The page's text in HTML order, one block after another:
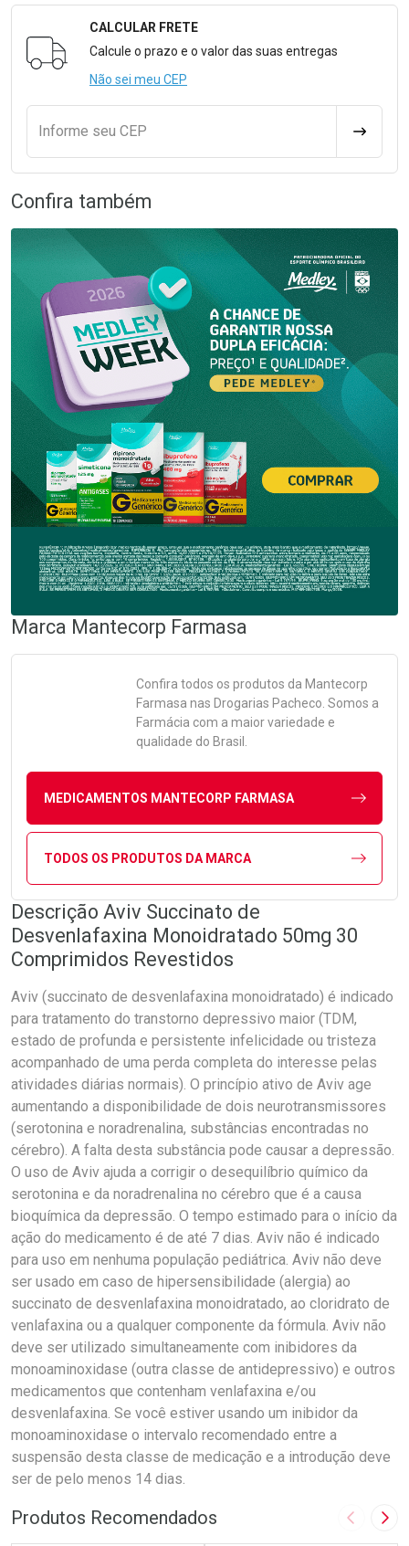
Formulário para Calcular o Frete
CALCULAR FRETE
Calcule o prazo e o valor das suas entregas
Não sei meu CEP
Informe seu CEP
Confira também
Marca Mantecorp Farmasa
Confira todos os produtos da Mantecorp
Farmasa nas Drogarias Pacheco. Somos a
Farmácia com a maior variedade e
qualidade do Brasil.
MEDICAMENTOS MANTECORP FARMASA
TODOS OS PRODUTOS DA MARCA
Descrição Aviv Succinato de
Desvenlafaxina Monoidratado 50mg 30
Comprimidos Revestidos
Aviv (succinato de desvenlafaxina monoidratado) é indicado
para tratamento do transtorno depressivo maior (TDM,
estado de profunda e persistente infelicidade ou tristeza
acompanhado de uma perda completa do interesse pelas
atividades diárias normais). O princípio ativo de Aviv age
aumentando a disponibilidade de dois neurotransmissores
(serotonina e noradrenalina, substâncias encontradas no
cérebro). A falta desta substância pode causar a depressão.
O uso de Aviv ajuda a corrigir o desequilíbrio químico da
serotonina e da noradrenalina no cérebro que é a causa
bioquímica da depressão. O tempo estimado para o início da
ação do medicamento é de até 7 dias. Aviv não é indicado
para uso em nenhuma população pediátrica. Aviv não deve
ser usado em caso de hipersensibilidade (alergia) ao
succinato de desvenlafaxina monoidratado, ao cloridrato de
venlafaxina ou a qualquer componente da fórmula. Aviv não
deve ser utilizado simultaneamente com inibidores da
monoaminoxidase (outra classe de antidepressivo) e outros
medicamentos que contenham venlafaxina e/ou
desvenlafaxina. Se você estiver usando um inibidor da
monoaminoxidase o intervalo recomendado entre a
suspensão desta classe de medicação e a introdução deve
ser de pelo menos 14 dias.
Produtos Recomendados Imagem